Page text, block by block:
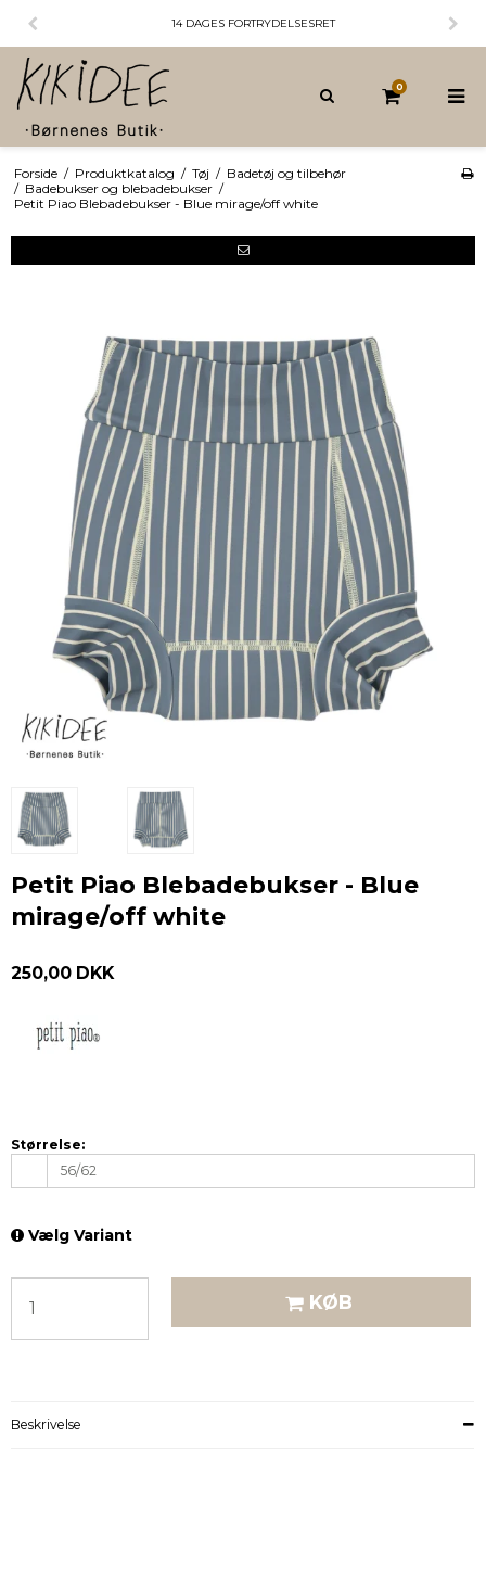
14 DAGES FORTRYDELSESRET
0
Forside / Produktkatalog / Tøj / Badetøj og tilbehør
/ Badebukser og blebadebukser /
Petit Piao Blebadebukser - Blue mirage/off white
Petit Piao Blebadebukser - Blue
mirage/off white
250,00 DKK
Størrelse:
56/62
Vælg Variant
KØB
Beskrivelse